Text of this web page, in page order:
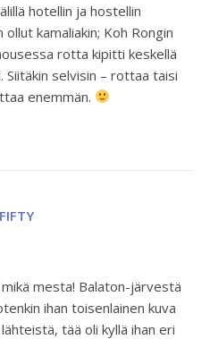
hotellin ja hostellin
kamaliakin; Koh Rongin
rotta kipitti keskellä
Siitäkin selvisin – rottaa taisi
enemmän.
mikä mesta! Balaton-järvestä
ihan toisenlainen kuva
tää oli kyllä ihan eri